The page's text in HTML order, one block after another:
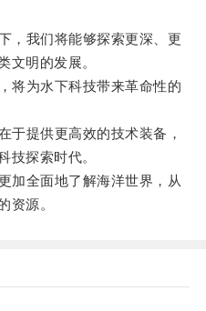
我们将能够探索更深、更
文明的发展。
为水下科技带来革命性的
提供更高效的技术装备，
技探索时代。
全面地了解海洋世界，从
资源。